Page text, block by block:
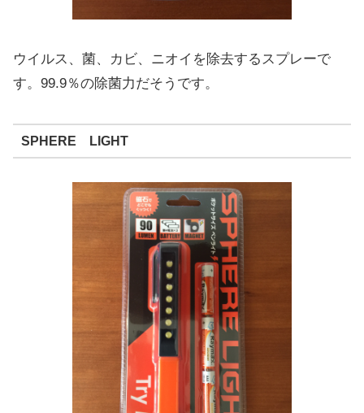
ウイルス、菌、カビ、ニオイを除去するスプレーで
す。99.9％の除菌力だそうです。
SPHERE LIGHT